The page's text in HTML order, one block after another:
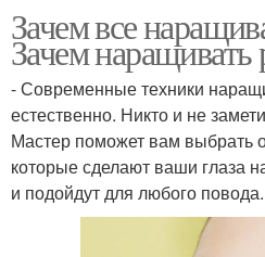
Зачем все
Зачем
- Современные техники
естественно. Никто и не
Мастер поможет вам выбрать
которые сделают ваши глаза
и подойдут для любого повода.